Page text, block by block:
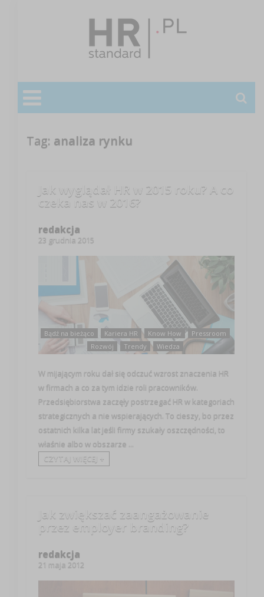
Tag: analiza rynku
Jak wyglądał HR w 2015 roku? A co
czeka nas w 2016?
redakcja
23 grudnia 2015
Bądź na bieżąco Kariera HR Know How
Pressroom
Rozwój
Trendy Wiedza
W mijającym roku dał się odczuć wzrost znaczenia HR
w firmach a co za tym idzie roli pracowników.
Przedsiębiorstwa zaczęły postrzegać HR w kategoriach
strategicznych a nie wspierających. To cieszy, bo przez
ostatnich kilka lat jeśli firmy szukały oszczędności, to
właśnie albo w obszarze ...
CZYTAJ WIĘCEJ +
Jak zwiększać zaangażowanie
przez employer branding?
redakcja
21 maja 2012